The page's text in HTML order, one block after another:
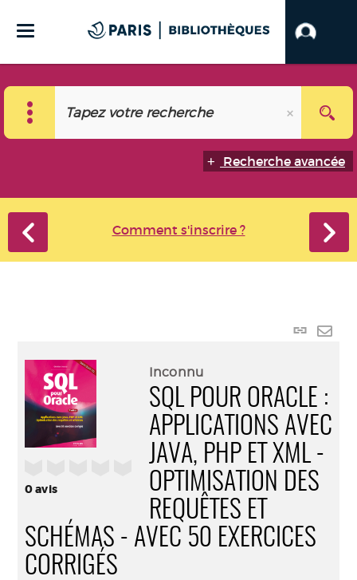
Recherche avancée
Comment s'inscrire ?
Lien
0avis
Inconnu
SQL POUR ORACLE :
APPLICATIONS AVEC
JAVA, PHP ET XML -
OPTIMISATION DES
REQUÊTES ET
SCHÉMAS - AVEC 50 EXERCICES
CORRIGÉS